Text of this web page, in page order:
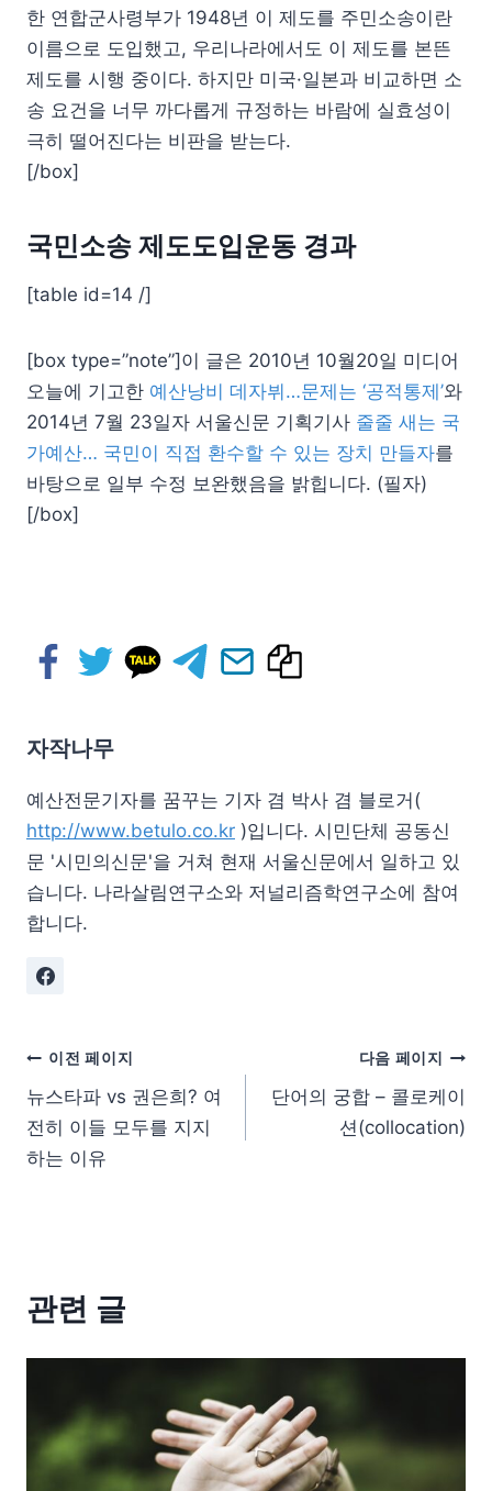
한 연합군사령부가 1948년 이 제도를 주민소송이란
이름으로 도입했고, 우리나라에서도 이 제도를 본뜬
제도를 시행 중이다. 하지만 미국·일본과 비교하면 소
송 요건을 너무 까다롭게 규정하는 바람에 실효성이
극히 떨어진다는 비판을 받는다.
[/box]
국민소송 제도도입운동 경과
[table id=14 /]
[box type=”note”]이 글은 2010년 10월20일 미디어
오늘에 기고한 예산낭비 데자뷔…문제는 ‘공적통제’와
2014년 7월 23일자 서울신문 기획기사 줄줄 새는 국
가예산… 국민이 직접 환수할 수 있는 장치 만들자를
바탕으로 일부 수정 보완했음을 밝힙니다. (필자)
[/box]
자작나무
예산전문기자를 꿈꾸는 기자 겸 박사 겸 블로거(
http://www.betulo.co.kr )입니다. 시민단체 공동신
문 '시민의신문'을 거쳐 현재 서울신문에서 일하고 있
습니다. 나라살림연구소와 저널리즘학연구소에 참여
합니다.
이전 페이지
뉴스타파 vs 권은희? 여
전히 이들 모두를 지지
하는 이유
다음 페이지
단어의 궁합 – 콜로케이
션(collocation)
관련 글